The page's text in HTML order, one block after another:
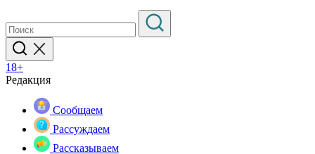
18+
Редакция
Сообщаем
Рассуждаем
Рассказываем